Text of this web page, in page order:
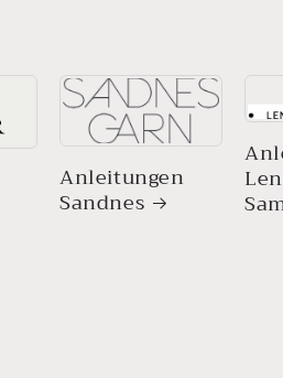
Anleitungen
Sandnes